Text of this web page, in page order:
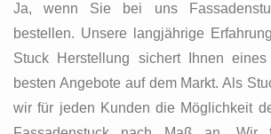
Ja, wenn Sie bei uns
bestellen. Unsere langjährige
Stuck Herstellung sichert Ihnen
besten Angebote auf dem Markt. Als
wir für jeden Kunden die Möglichkeit